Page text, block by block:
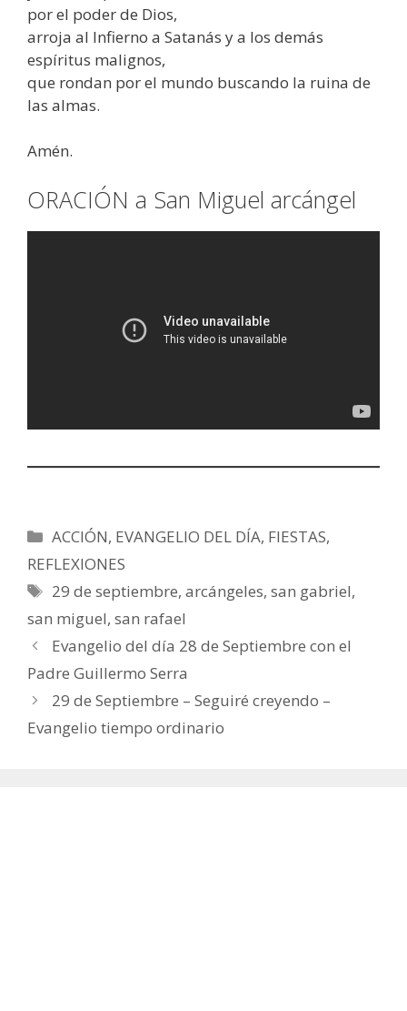
por el poder de Dios,
arroja al Infierno a Satanás y a los demás
espíritus malignos,
que rondan por el mundo buscando la ruina de
las almas.
Amén.
ORACIÓN a San Miguel arcángel
Categorías
ACCIÓN, EVANGELIO DEL DÍA, FIESTAS,
REFLEXIONES
Etiquetas
29 de septiembre,arcángeles,san gabriel,
san miguel, san rafael
Evangelio del día 28 de Septiembre con el
Padre Guillermo Serra
29 de Septiembre – Seguiré creyendo –
Evangelio tiempo ordinario